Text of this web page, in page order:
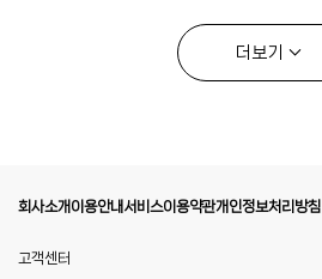
더보기
회사소개 이용안내서비스이용약관개인정보처리방침
고객센터